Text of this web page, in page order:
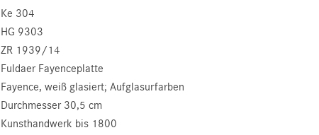
Ke 304
HG 9303
ZR 1939/14
Fuldaer Fayenceplatte
Fayence, weiß glasiert; Aufglasurfarben
Durchmesser 30,5 cm
Kunsthandwerk bis 1800